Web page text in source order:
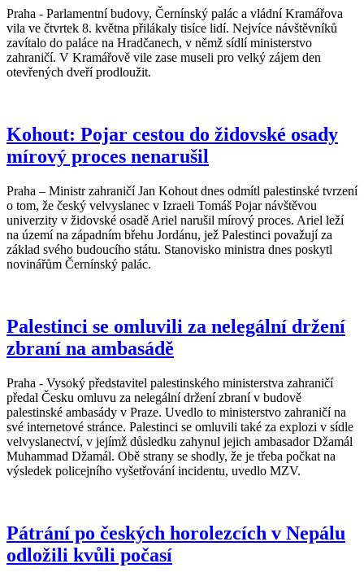
Praha - Parlamentní budovy, Černínský palác a vládní Kramářova
vila ve čtvrtek 8. května přilákaly tisíce lidí. Nejvíce návštěvníků
zavítalo do paláce na Hradčanech, v němž sídlí ministerstvo
zahraničí. V Kramářově vile zase museli pro velký zájem den
otevřených dveří prodloužit.
Kohout: Pojar cestou do židovské osady
mírový proces nenarušil
Praha – Ministr zahraničí Jan Kohout dnes odmítl palestinské tvrzení
o tom, že český velvyslanec v Izraeli Tomáš Pojar návštěvou
univerzity v židovské osadě Ariel narušil mírový proces. Ariel leží
na území na západním břehu Jordánu, jež Palestinci považují za
základ svého budoucího státu. Stanovisko ministra dnes poskytl
novinářům Černínský palác.
Palestinci se omluvili za nelegální držení
zbraní na ambasádě
Praha - Vysoký představitel palestinského ministerstva zahraničí
předal Česku omluvu za nelegální držení zbraní v budově
palestinské ambasády v Praze. Uvedlo to ministerstvo zahraničí na
své internetové stránce. Palestinci se omluvili také za explozi v sídle
velvyslanectví, v jejímž důsledku zahynul jejich ambasador Džamál
Muhammad Džamál. Obě strany se shodly, že je třeba počkat na
výsledek policejního vyšetřování incidentu, uvedlo MZV.
Pátrání po českých horolezcích v Nepálu
odložili kvůli počasí